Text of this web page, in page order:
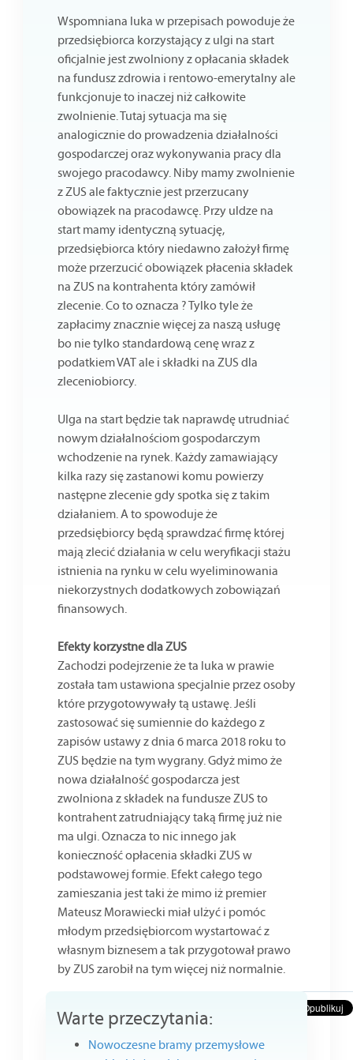
Wspomniana luka w przepisach powoduje że
przedsiębiorca korzystający z ulgi na start
oficjalnie jest zwolniony z opłacania składek
na fundusz zdrowia i rentowo-emerytalny ale
funkcjonuje to inaczej niż całkowite
zwolnienie. Tutaj sytuacja ma się
analogicznie do prowadzenia działalności
gospodarczej oraz wykonywania pracy dla
swojego pracodawcy. Niby mamy zwolnienie
z ZUS ale faktycznie jest przerzucany
obowiązek na pracodawcę. Przy uldze na
start mamy identyczną sytuację,
przedsiębiorca który niedawno założył firmę
może przerzucić obowiązek płacenia składek
na ZUS na kontrahenta który zamówił
zlecenie. Co to oznacza ? Tylko tyle że
zapłacimy znacznie więcej za naszą usługę
bo nie tylko standardową cenę wraz z
podatkiem VAT ale i składki na ZUS dla
zleceniobiorcy.
Ulga na start będzie tak naprawdę utrudniać
nowym działalnościom gospodarczym
wchodzenie na rynek. Każdy zamawiający
kilka razy się zastanowi komu powierzy
następne zlecenie gdy spotka się z takim
działaniem. A to spowoduje że
przedsiębiorcy będą sprawdzać firmę której
mają zlecić działania w celu weryfikacji stażu
istnienia na rynku w celu wyeliminowania
niekorzystnych dodatkowych zobowiązań
finansowych.
Efekty korzystne dla ZUS
Zachodzi podejrzenie że ta luka w prawie
została tam ustawiona specjalnie przez osoby
które przygotowywały tą ustawę. Jeśli
zastosować się sumiennie do każdego z
zapisów ustawy z dnia 6 marca 2018 roku to
ZUS będzie na tym wygrany. Gdyż mimo że
nowa działalność gospodarcza jest
zwolniona z składek na fundusze ZUS to
kontrahent zatrudniający taką firmę już nie
ma ulgi. Oznacza to nic innego jak
konieczność opłacenia składki ZUS w
podstawowej formie. Efekt całego tego
zamieszania jest taki że mimo iż premier
Mateusz Morawiecki miał ulżyć i pomóc
młodym przedsiębiorcom wystartować z
własnym biznesem a tak przygotował prawo
by ZUS zarobił na tym więcej niż normalnie.
Warte przeczytania:
Nowoczesne bramy przemysłowe